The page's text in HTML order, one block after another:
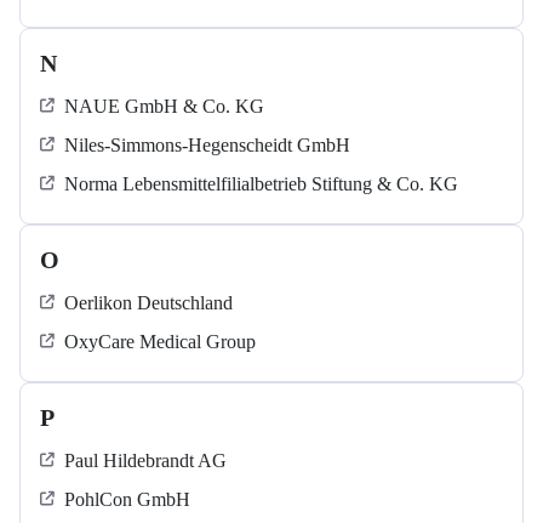
N
NAUE GmbH & Co. KG
Niles-Simmons-Hegenscheidt GmbH
Norma Lebensmittelfilialbetrieb Stiftung & Co. KG
O
Oerlikon Deutschland
OxyCare Medical Group
P
Paul Hildebrandt AG
PohlCon GmbH